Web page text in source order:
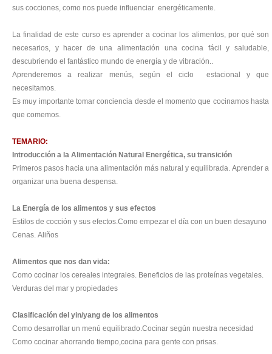
sus cocciones, como nos puede influenciar energéticamente.
La finalidad de este curso es aprender a cocinar los alimentos, por qué son
necesarios, y hacer de una alimentación una cocina fácil y saludable,
descubriendo el fantástico mundo de energía y de vibración..
Aprenderemos a realizar menús, según el ciclo estacional y que
necesitamos.
Es muy importante tomar conciencia desde el momento que cocinamos hasta
que comemos.
TEMARIO:
Introducción a la Alimentación Natural Energética, su transición
Primeros pasos hacia una alimentación más natural y equilibrada. Aprender a
organizar una buena despensa.
La Energía de los alimentos y sus efectos
Estilos de cocción y sus efectos.Como empezar el día con un buen desayuno
Cenas. Aliños
Alimentos que nos dan vida:
Como cocinar los cereales integrales. Beneficios de las proteínas vegetales.
Verduras del mar y propiedades
Clasificación del yin/yang de los alimentos
Como desarrollar un menú equilibrado.Cocinar según nuestra necesidad
Como cocinar ahorrando tiempo,cocina para gente con prisas.